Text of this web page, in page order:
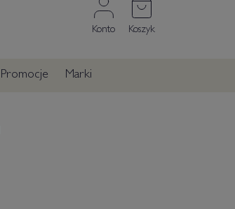
Konto Koszyk
Promocje Marki